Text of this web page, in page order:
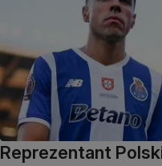
Reprezentant